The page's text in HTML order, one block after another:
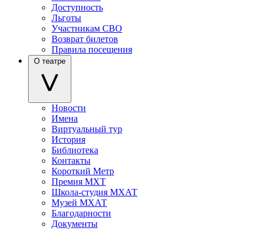
Доступность
Льготы
Участникам СВО
Возврат билетов
Правила посещения
О театре
Новости
Имена
Виртуальный тур
История
Библиотека
Контакты
Короткий Метр
Премия МХТ
Школа-студия МХАТ
Музей МХАТ
Благодарности
Документы